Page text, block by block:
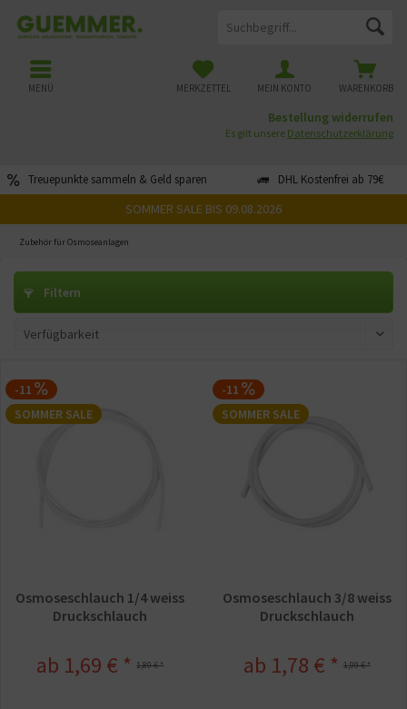
Treuepunkte sammeln & Geld sparen DHL Kostenfrei ab 79€
WARENKORB
MERKZETTEL MEIN KONTO
MENÜ
Bestellung widerrufen
Es gilt unsere Datenschutzerklärung
SOMMER SALE BIS 09.08.2026
Zubehör für Osmoseanlagen
Filtern
-11
SOMMER SALE
Osmoseschlauch 1/4 weiss
Druckschlauch
1,89 € *
ab 1,69 € *
-11
SOMMER SALE
Osmoseschlauch 3/8 weiss
Druckschlauch
1,99 € *
ab 1,78 € *